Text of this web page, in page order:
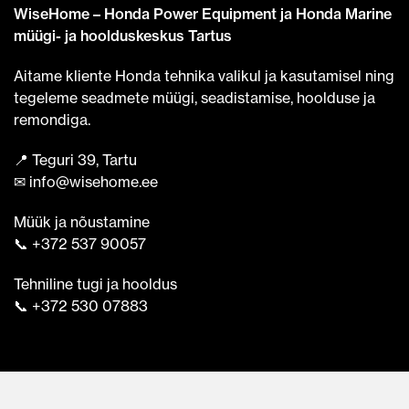
WiseHome – Honda Power Equipment ja Honda Marine
müügi- ja hoolduskeskus Tartus
Aitame kliente Honda tehnika valikul ja kasutamisel ning
tegeleme seadmete müügi, seadistamise, hoolduse ja
remondiga.
📍 Teguri 39, Tartu
✉ info@wisehome.ee
Müük ja nõustamine
📞 +372 537 90057
Tehniline tugi ja hooldus
📞 +372 530 07883